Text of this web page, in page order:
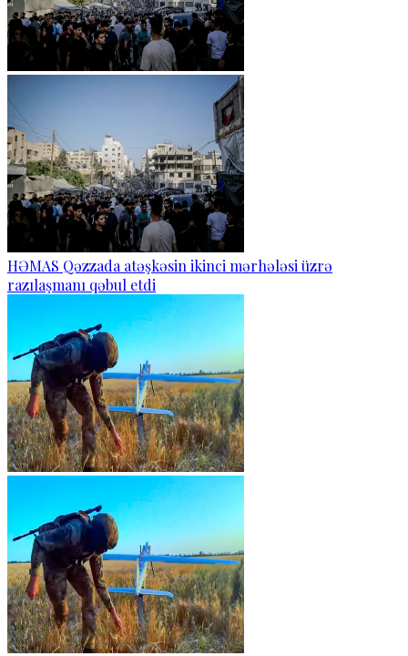
HƏMAS Qəzzada atəşkəsin ikinci mərhələsi üzrə
razılaşmanı qəbul etdi